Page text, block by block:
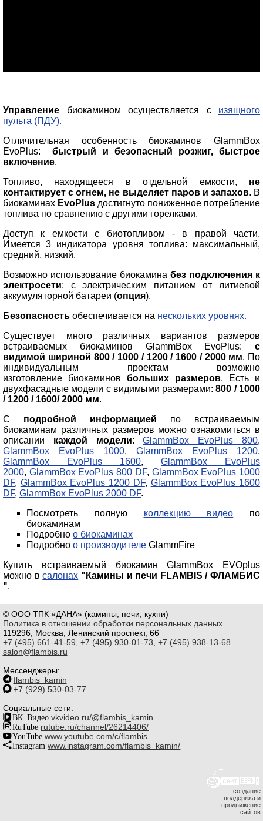
Управление биокамином осуществляется с изящного
пульта (ПДУ).
Отличительная особенность биокаминов GlammBox
EvoPlus:быстрый и безопасный розжиг, быстрое
включение.
Топливо, находящееся в отдельной емкости, не
контактирует с огнем, не выделяет паров и запахов. В
биокаминах EvoPlus достигнуто пониженное потребление
топлива по сравнению с другими горелками.
Доступ к емкости с биотопливом - в правой части.
Имеется 3 индикатора уровня топлива: максимальный,
средний, низкий.
Возможно использование биокамина без подключения к
электросети: с электрическим питанием от литиевой
аккумуляторной батареи (опция).
Безопасность обеспечивается на нескольких уровнях.
Существует много различных вариантов размеров
встраиваемых биокаминов GlammBox EvoPlus: c
видимой шириной 800 / 1000 / 1200 / 1600 / 2000 мм. По
индивидуальным проектам возможно
изготовление биокаминов больших размеров. Есть и
двухфасадные модели с видимыми размерами:800 / 1000
/ 1200 / 1600/ 2000 мм.
С подробной информацией по встраиваемым
биокаминам различных размеров можно ознакомиться в
описании каждой модели:GlammBox EvoPlus 800,
GlammBox EvoPlus 1000, GlammBox EvoPlus 1200,
GlammBox EvoPlus 1600, GlammBox EvoPlus
2000, GlammBox EvoPlus 800 DF, GlammBox EvoPlus 1000
DF, GlammBox EvoPlus 1200 DF, GlammBox EvoPlus 1600
DF, GlammBox EvoPlus 2000 DF.
Посмотреть полную коллекцию видео по
биокаминам
Подробно о биокаминах
Подробно о производителе GlammFire
Купить встраиваемый биокамин GlammBox EVOplus
можно всалонах "Камины и печи FLAMBIS / ФЛАМБИС
".
© ООО ТПК «ДАНА» (камины, печи, кухни)
Политика в отношении обработки персональных данных
119296, Москва, Ленинский проспект, 66
+7 (495) 661-41-59 +7 (495) 930-01-73 +7 (495) 938-13-68
salon@flambis.ru
Мессенджеры:
flambis_kamin
+7 (929) 530-03-77
Социальные сети:
ВК Видео vkvideo.ru/@flambis_kamin
RuTube rutube.ru/channel/26214406/
YouTube www.youtube.com/c/flambis
Instagram www.instagram.com/flambis_kamin/
создание
поддержка и
продвижение
сайтов